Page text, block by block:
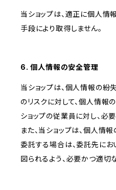
当ショップは、適正に個人情
手段により取得しません。
6. 個人情報の安全管理
当ショップは、個人情報の紛
のリスクに対して、個人情報
ショップの従業員に対し、必
また、当ショップは、個人情
委託する場合は、委託先に
図られるよう、必要かつ適切